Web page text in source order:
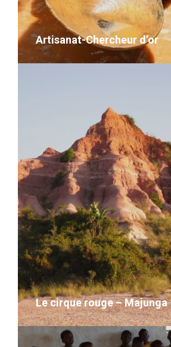
VOIR LE DÉTAIL
Artisanat-Chercheur d’or
Artisanat-Chercheur d’or
VOIR LE DÉTAIL
Le cirque rouge – Majunga